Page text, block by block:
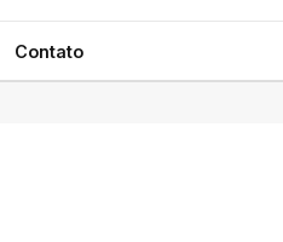
Contato